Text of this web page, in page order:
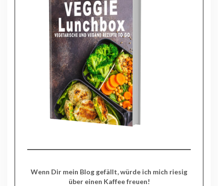
Wenn Dir mein Blog gefällt, würde ich mich riesig
über einen Kaffee freuen!